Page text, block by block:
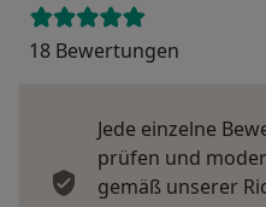
18 Bewertungen
Jede einzelne
prüfen und
gemäß unserer